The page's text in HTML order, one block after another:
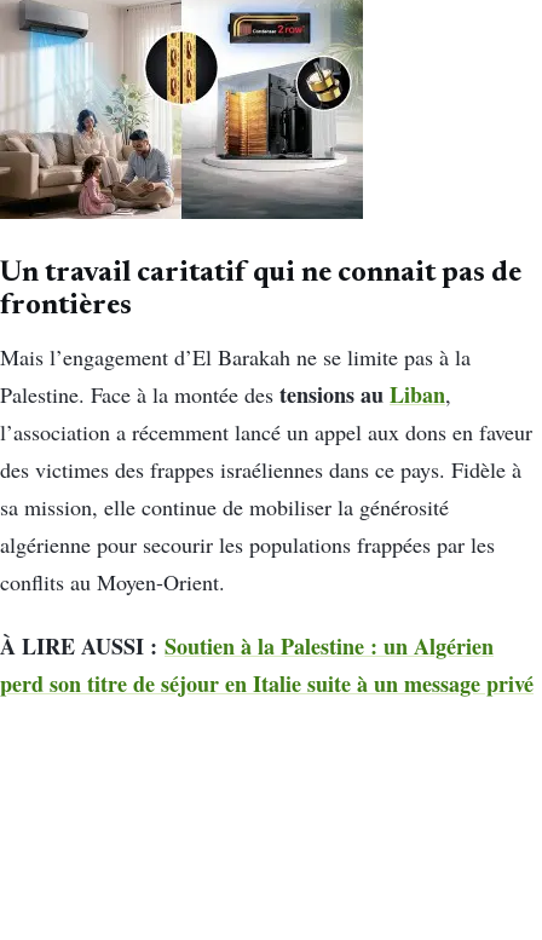
Un travail caritatif qui ne connait pas de
frontières
Mais l’engagement d’El Barakah ne se limite pas à la
Palestine. Face à la montée des tensions auLiban,
l’association a récemment lancé un appel aux dons en faveur
des victimes des frappes israéliennes dans ce pays. Fidèle à
sa mission, elle continue de mobiliser la générosité
algérienne pour secourir les populations frappées par les
conflits au Moyen-Orient.
À LIRE AUSSI : Soutien à la Palestine : un Algérien
perd son titre de séjour en Italie suite à un message privé